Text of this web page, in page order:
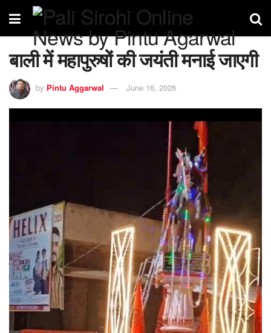
बाली में महापुरुषों की जयंती मनाई जाएगी
by Pintu Aggarwal June 16, 2026